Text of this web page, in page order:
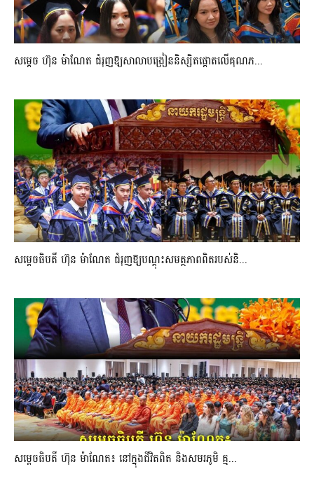
សម្តេច ហ៊ុន ម៉ាណែត ជំរុញឱ្យសាលាបង្រៀននិស្សិតផ្តោតលើគុណភ...
សម្តេចធិបតី ហ៊ុន ម៉ាណែត ជំរុញឱ្យបណ្តុះសមត្ថភាពពិតរបស់និ...
សម្តេចធិបតី ហ៊ុន ម៉ាណែត៖ នៅក្នុងជីវិតពិត និងសមរភូមិ គ្ម...